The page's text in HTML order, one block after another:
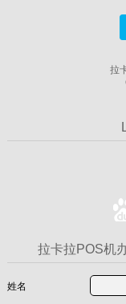
拉
拉卡拉POS机
姓名